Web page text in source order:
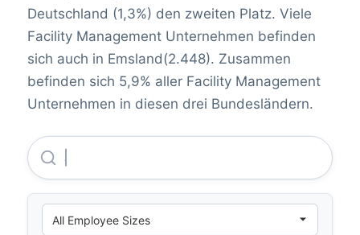
Deutschland (1,3%) den zweiten Platz. Viele
Facility Management Unternehmen befinden
sich auch in Emsland(2.448). Zusammen
befinden sich 5,9% aller Facility Management
Unternehmen in diesen drei Bundesländern.
Allianz SE